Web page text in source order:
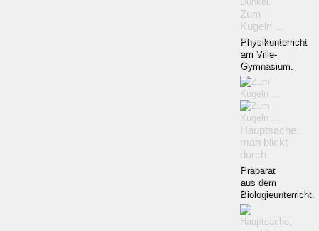
Zum
Kugeln ...
Physikunterricht
am Ville-
Gymnasium.
Hauptsache,
man blickt
durch.
Präparat
aus dem
Biologieunterricht.